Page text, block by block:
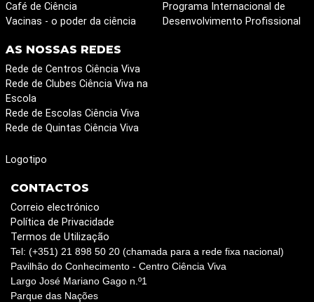
Café de Ciência
Vacinas - o poder da ciência
Programa Internacional de
Desenvolvimento Profissional
AS NOSSAS REDES
Rede de Centros Ciência Viva
Rede de Clubes Ciência Viva na
Escola
Rede de Escolas Ciência Viva
Rede de Quintas Ciência Viva
Logotipo
CONTACTOS
Correio electrónico
Política de Privacidade
Termos de Utilização
Tel: (+351) 21 898 50 20 (chamada para a rede fixa nacional)
Pavilhão do Conhecimento - Centro Ciência Viva
Largo José Mariano Gago n.º1
Parque das Nações